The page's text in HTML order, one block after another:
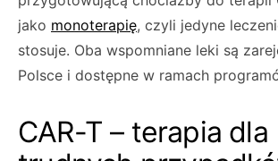
jako monoterapię, czyli jedyne
stosuje. Oba wspomniane leki są
Polsce i dostępne w ramach
CAR-T – terapia dla